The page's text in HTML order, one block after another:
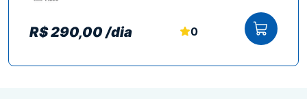
R$ 290,00 /dia 0 Ver mais